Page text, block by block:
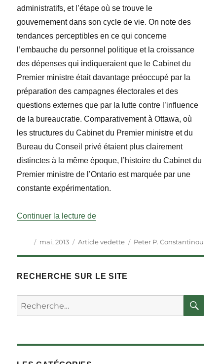
administratifs, et l’étape où se trouve le
gouvernement dans son cycle de vie. On note des
tendances perceptibles en ce qui concerne
l’embauche du personnel politique et la croissance
des dépenses qui indiqueraient que le Cabinet du
Premier ministre était davantage préoccupé par la
préparation des campagnes électorales et des
questions externes que par la lutte contre l’influence
de la bureaucratie. Comparativement à Ottawa, où
les structures du Cabinet du Premier ministre et du
Bureau du Conseil privé étaient plus clairement
distinctes à la même époque, l’histoire du Cabinet du
Premier ministre de l’Ontario est marquée par une
constante expérimentation.
Continuer la lecture de« Le Cabinet du premier ministre
Auteur
Publié
mai, 2013 Catégories
Article vedette Étiquettes
Peter P. Constantinou
RECHERCHE SUR LE SITE
Rechercher :